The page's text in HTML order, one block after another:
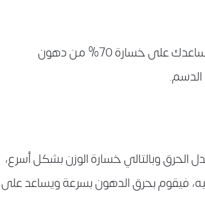
تناولك كوب من الحليب خالي الدسم يوميًا، يساعدك على خسارة 70% من دهون
الحرق وبالتالي خسارة الوزن بشكل أسرع،
فيقوم بحرق الدهون بسرعة ويساعد على